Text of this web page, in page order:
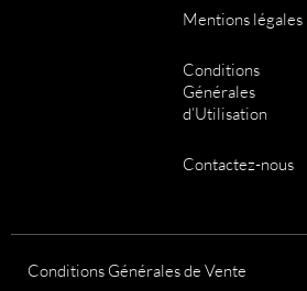
u
e
n
t
t
h
Mentions légales
Conditions
Générales
d’Utilisation
Contactez-nous
Conditions Générales de Vente